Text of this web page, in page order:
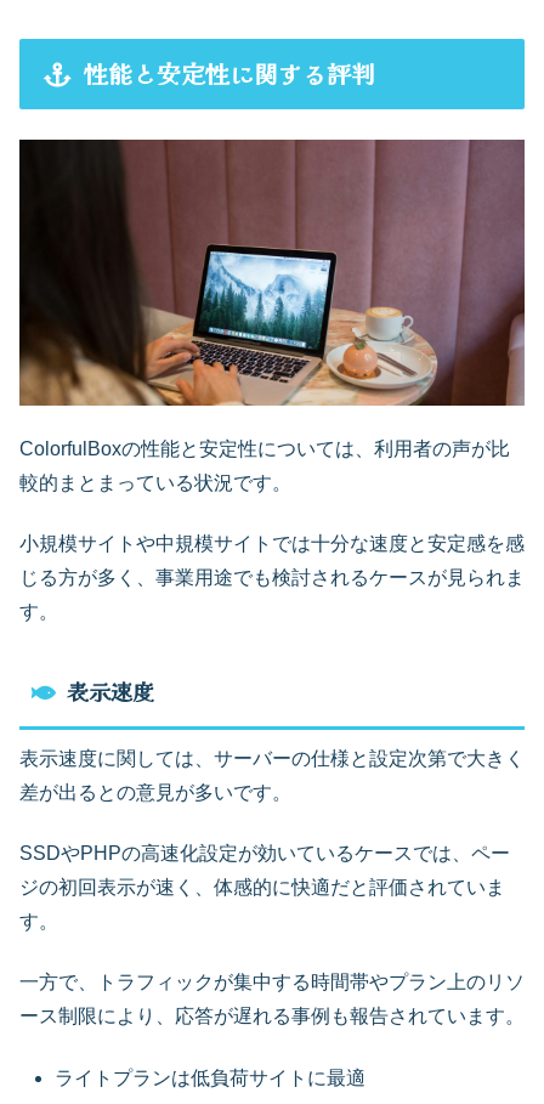
性能と安定性に関する評判
ColorfulBoxの性能と安定性については、利用者の声が比
較的まとまっている状況です。
小規模サイトや中規模サイトでは十分な速度と安定感を感
じる方が多く、事業用途でも検討されるケースが見られま
す。
表示速度
表示速度に関しては、サーバーの仕様と設定次第で大きく
差が出るとの意見が多いです。
SSDやPHPの高速化設定が効いているケースでは、ペー
ジの初回表示が速く、体感的に快適だと評価されていま
す。
一方で、トラフィックが集中する時間帯やプラン上のリソ
ース制限により、応答が遅れる事例も報告されています。
ライトプランは低負荷サイトに最適